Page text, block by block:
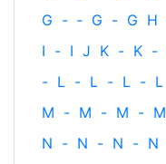
G - ‐ G - G H
I - I J K - K -
- L - L - L - L
M - M - M - M
N - N - N - N